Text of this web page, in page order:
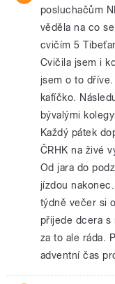
posluchačům
věděla na co
cvičím 5
Cvičila jsem i
jsem o to
kafíčko.
bývalými
Každý pátek
ČRHK na živé
Od jara do
jízdou
týdně večer si
přijede dcera s
za to ale ráda.
adventní čas